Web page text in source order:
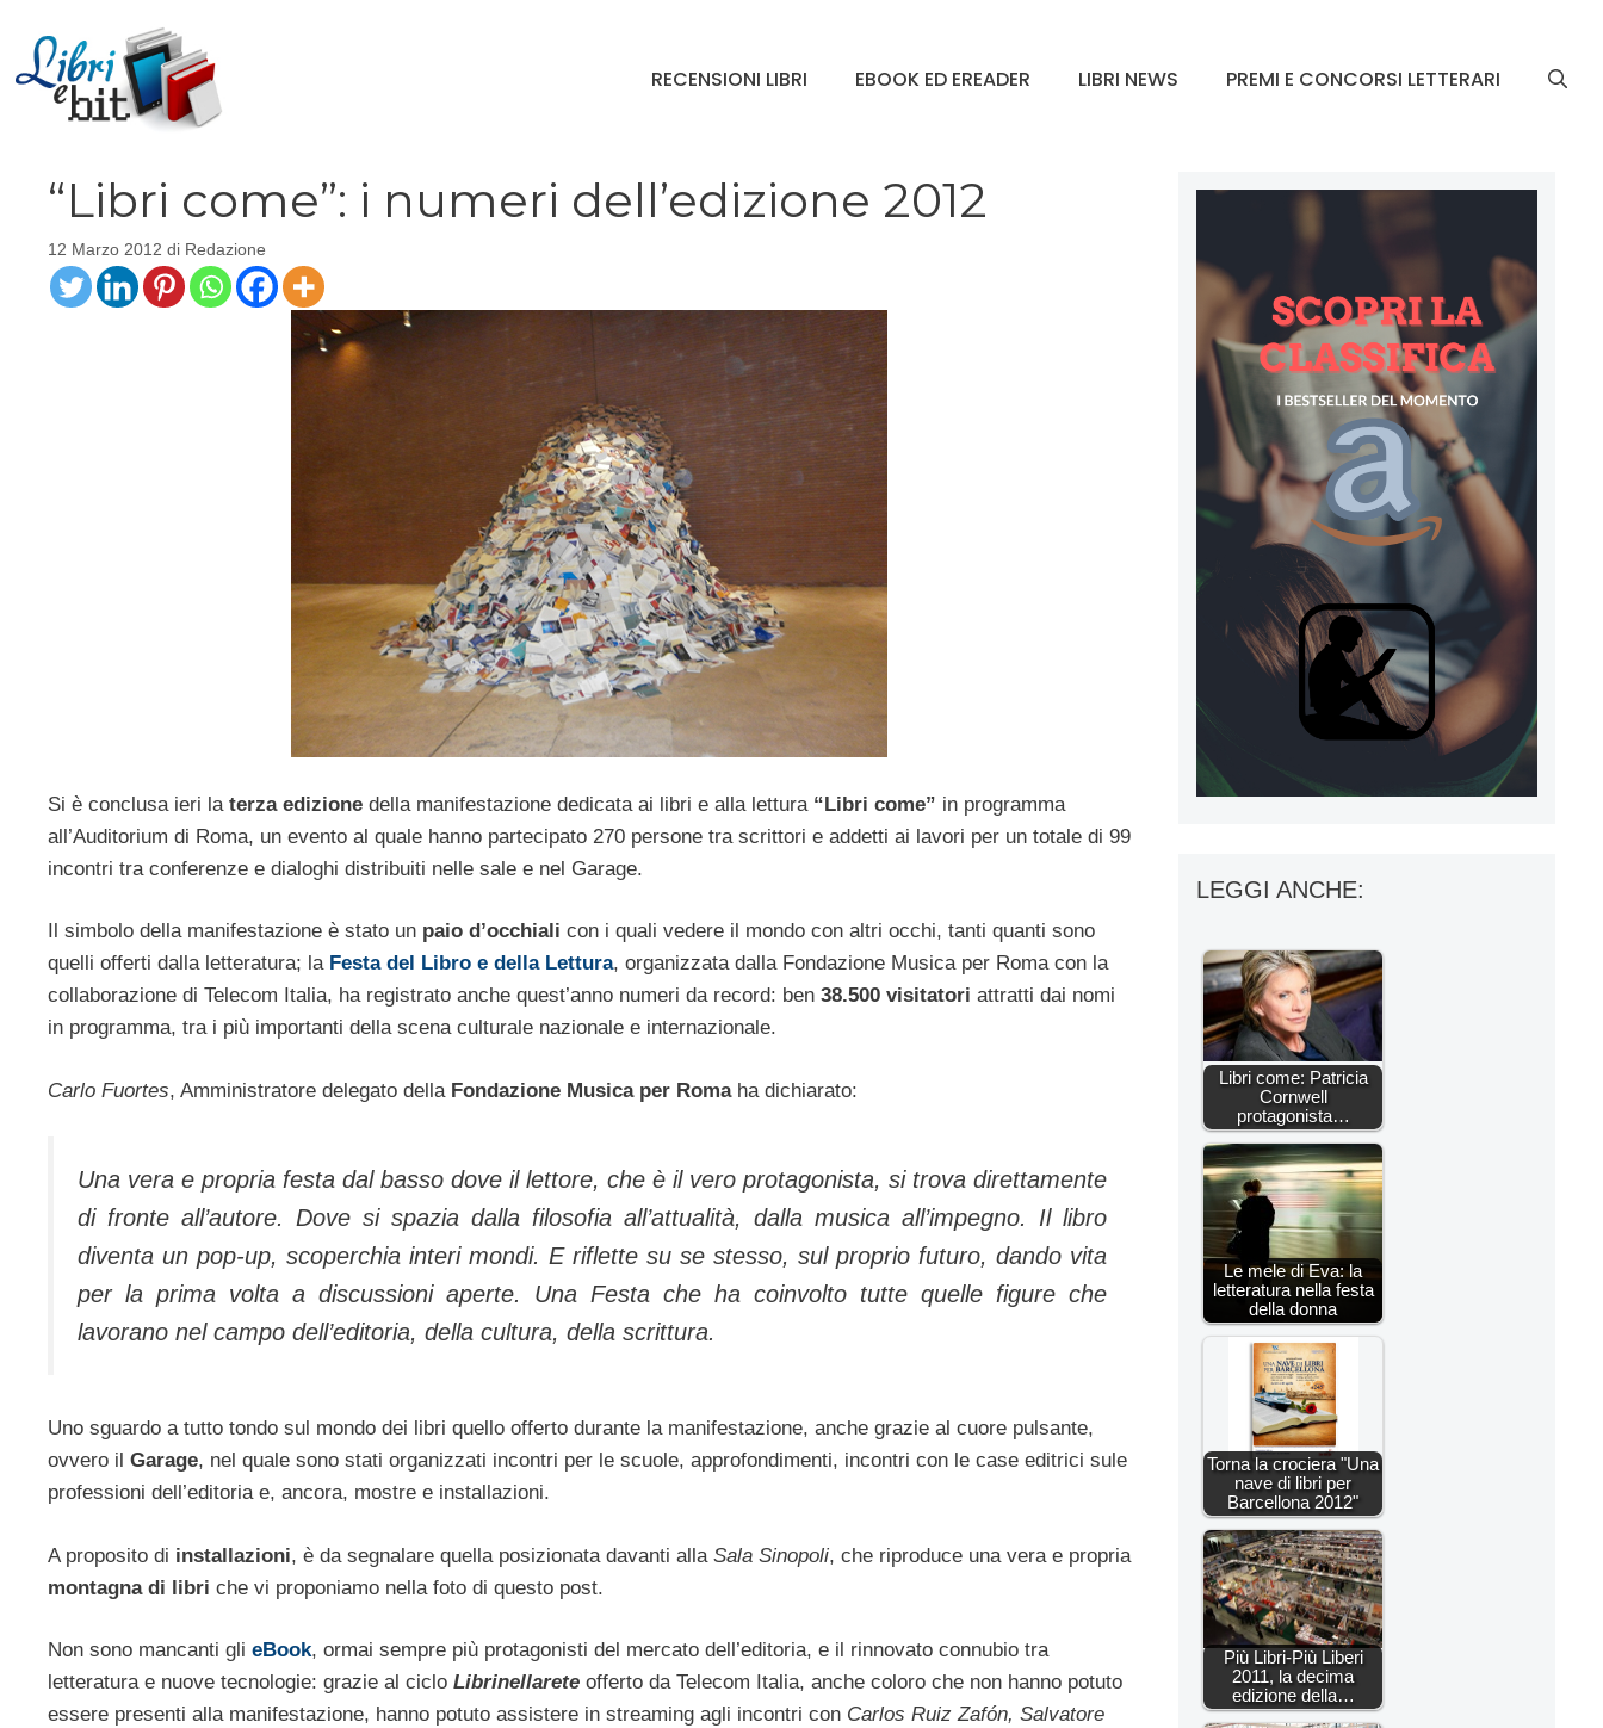
contenuto
RECENSIONI LIBRI EBOOK ED EREADER LIBRI NEWS PREMI E CONCORSI LETTERARI
“Libri come”: i numeri dell’edizione 2012
12 Marzo 2012 di Redazione
Si è conclusa ieri la terza edizione della manifestazione dedicata ai libri e alla lettura “Libri come” in programma
all’Auditorium di Roma, un evento al quale hanno partecipato 270 persone tra scrittori e addetti ai lavori per un totale di 99
incontri tra conferenze e dialoghi distribuiti nelle sale e nel Garage.
Il simbolo della manifestazione è stato un paio d’occhiali con i quali vedere il mondo con altri occhi, tanti quanti sono
quelli offerti dalla letteratura; la Festa del Libro e della Lettura, organizzata dalla Fondazione Musica per Roma con la
collaborazione di Telecom Italia, ha registrato anche quest’anno numeri da record: ben 38.500 visitatori attratti dai nomi
in programma, tra i più importanti della scena culturale nazionale e internazionale.
Carlo Fuortes, Amministratore delegato della Fondazione Musica per Romaha dichiarato:
Una vera e propria festa dal basso dove il lettore, che è il vero protagonista, si trova direttamente
di fronte all’autore. Dove si spazia dalla filosofia all’attualità, dalla musica all’impegno. Il libro
diventa un pop-up, scoperchia interi mondi. E riflette su se stesso, sul proprio futuro, dando vita
per la prima volta a discussioni aperte. Una Festa che ha coinvolto tutte quelle figure che
lavorano nel campo dell’editoria, della cultura, della scrittura.
Uno sguardo a tutto tondo sul mondo dei libri quello offerto durante la manifestazione, anche grazie al cuore pulsante,
ovvero il Garage, nel quale sono stati organizzati incontri per le scuole, approfondimenti, incontri con le case editrici sule
professioni dell’editoria e, ancora, mostre e installazioni.
A proposito di installazioni, è da segnalare quella posizionata davanti alla Sala Sinopoli, che riproduce una vera e propria
montagna di libri che vi proponiamo nella foto di questo post.
Non sono mancanti gli eBook, ormai sempre più protagonisti del mercato dell’editoria, e il rinnovato connubio tra
letteratura e nuove tecnologie: grazie al ciclo Librinellarete offerto da Telecom Italia, anche coloro che non hanno potuto
essere presenti alla manifestazione, hanno potuto assistere in streaming agli incontri con Carlos Ruiz Zafón, Salvatore
LEGGI ANCHE:
Libri come: Patricia
Cornwell
protagonista…
Le mele di Eva: la
letteratura nella festa
della donna
Torna la crociera "Una
nave di libri per
Barcellona 2012"
Più Libri-Più Liberi
2011, la decima
edizione della…